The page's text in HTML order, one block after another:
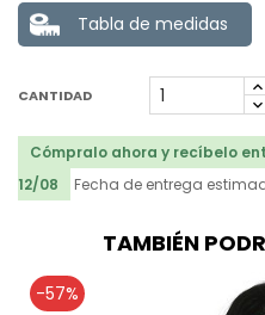
Tabla de medidas
CANTIDAD
Cómpralo ahora y recíbelo
12/08
Fecha de entrega
TAMBIÉN
-57%